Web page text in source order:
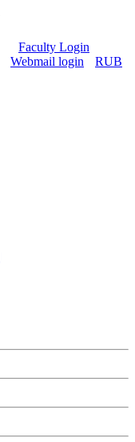
Faculty Login
Webmail login
RUB